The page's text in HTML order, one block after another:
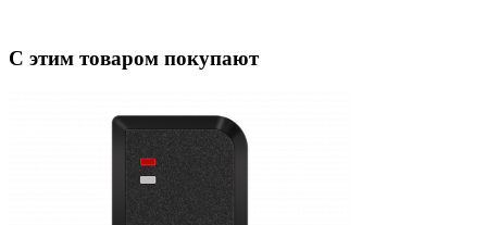
С этим товаром покупают